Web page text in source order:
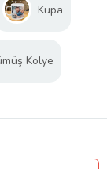
Kupa
Kolye